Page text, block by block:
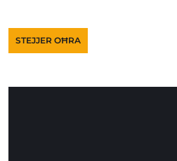
STEJJER OĦRA